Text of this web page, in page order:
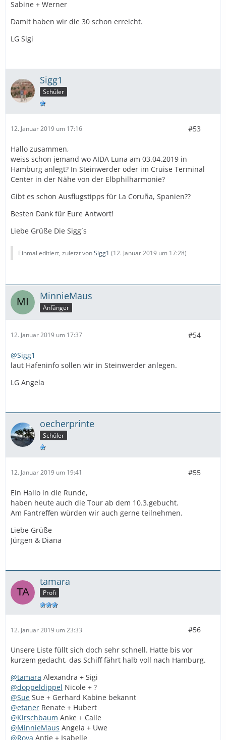
Sabine + Werner
Damit haben wir die 30 schon erreicht.
LG Sigi
Sigg1
Schüler
12. Januar 2019 um 17:16 #53
Hallo zusammen,
weiss schon jemand wo AIDA Luna am 03.04.2019 in
Hamburg anlegt? In Steinwerder oder im Cruise Terminal
Center in der Nähe von der Elbphilharmonie?
Gibt es schon Ausflugstipps für La Coruña, Spanien??
Besten Dank für Eure Antwort!
Liebe Grüße Die Sigg´s
Einmal editiert, zuletzt vonSigg1 (12. Januar 2019 um 17:28)
MinnieMaus
Anfänger
12. Januar 2019 um 17:37 #54
@Sigg1
laut Hafeninfo sollen wir in Steinwerder anlegen.
LG Angela
oecherprinte
Schüler
12. Januar 2019 um 19:41 #55
Ein Hallo in die Runde,
haben heute auch die Tour ab dem 10.3.gebucht.
Am Fantreffen würden wir auch gerne teilnehmen.
Liebe Grüße
Jürgen & Diana
tamara
Profi
12. Januar 2019 um 23:33 #56
Unsere Liste füllt sich doch sehr schnell. Hatte bis vor
kurzem gedacht, das Schiff fährt halb voll nach Hamburg.
@tamara Alexandra + Sigi
@doppeldippel Nicole + ?
@Sue Sue + Gerhard Kabine bekannt
@etaner Renate + Hubert
@Kirschbaum Anke + Calle
@MinnieMaus Angela + Uwe
@Rova Antje + Isabelle